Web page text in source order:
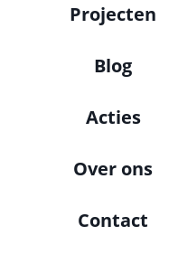
Projecten
Blog
Acties
Over ons
Contact